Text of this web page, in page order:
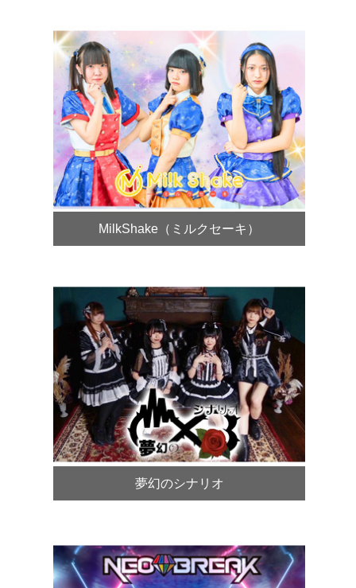
MilkShake（ミルクセーキ）
夢幻のシナリオ